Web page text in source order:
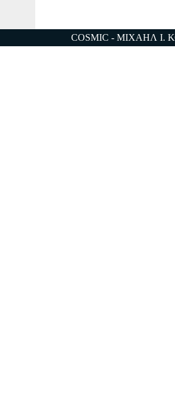
COSMIC - ΜΙΧΑΗΛ Ι.